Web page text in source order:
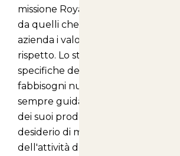
missione Royal Canin. Una filosofia
da quelli che da oltre 40 anni sono
azienda i valori più importanti:
rispetto. Lo studio delle
specifiche degli animali e
fabbisogni nutrizionali sono infatti
sempre guidano la Royal Canin
dei suoi prodotti. Una scelta
desiderio di mettere cani e gatti al
dell'attività dell'impresa, con la